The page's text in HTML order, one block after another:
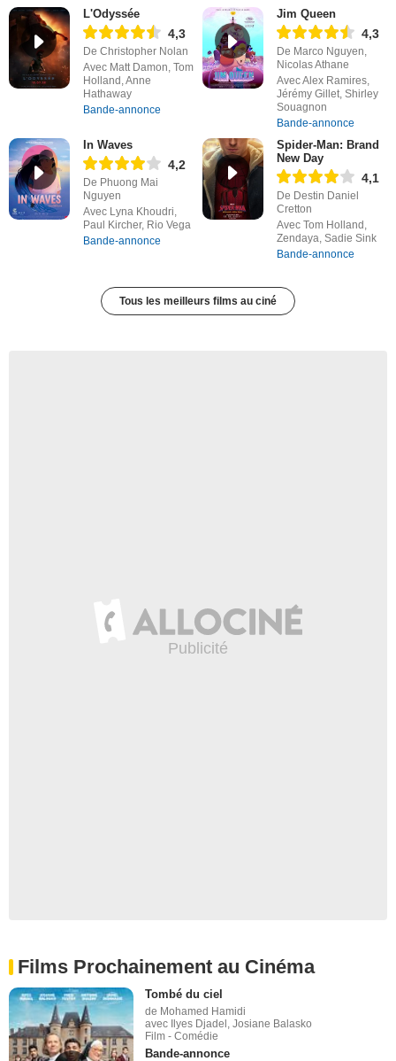
L'Odyssée
4,3
De Christopher Nolan
Avec Matt Damon, Tom
Holland, Anne
Hathaway
Bande-annonce
Jim Queen
4,3
De Marco Nguyen,
Nicolas Athane
Avec Alex Ramires,
Jérémy Gillet, Shirley
Souagnon
Bande-annonce
In Waves
4,2
De Phuong Mai
Nguyen
Avec Lyna Khoudri,
Paul Kircher, Rio Vega
Bande-annonce
Spider-Man: Brand
New Day
4,1
De Destin Daniel
Cretton
Avec Tom Holland,
Zendaya, Sadie Sink
Bande-annonce
Tous les meilleurs films au ciné
Films Prochainement au Cinéma
Tombé du ciel
de Mohamed Hamidi
avec Ilyes Djadel, Josiane Balasko
Film - Comédie
Bande-annonce